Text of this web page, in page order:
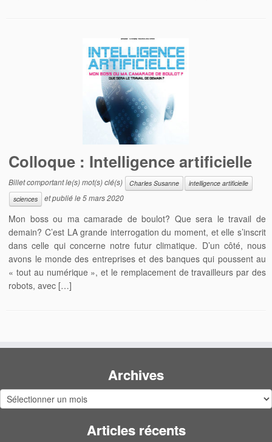
Colloque : Intelligence artificielle
Billet comportant le(s) mot(s) clé(s) Charles Susanne
intelligence artificielle
sciences
et publié le5 mars 2020
Mon boss ou ma camarade de boulot? Que sera le travail de
demain? C’est LA grande interrogation du moment, et elle s’inscrit
dans celle qui concerne notre futur climatique. D’un côté, nous
avons le monde des entreprises et des banques qui poussent au
« tout au numérique », et le remplacement de travailleurs par des
robots, avec […]
Archives
Archives
Articles récents